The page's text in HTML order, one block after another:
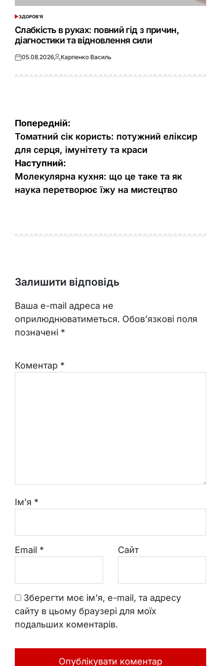
ОПУБЛІКУВАТИ
У
ЗДОРОВ'Я
Слабкість в руках: повний гід з причин,
діагностики та відновлення сили
Оприлюднено
05.08.2026Опубліковано
Карпенко Василь
Навігація
записів
Попередній:
Томатний сік користь: потужний еліксир
для серця, імунітету та краси
Наступний:
Молекулярна кухня: що це таке та як
наука перетворює їжу на мистецтво
Залишити відповідь
Ваша e-mail адреса не
оприлюднюватиметься. Обов’язкові поля
позначені *
Коментар *
Ім'я *
Email * Сайт
Зберегти моє ім'я, e-mail, та адресу
сайту в цьому браузері для моїх
подальших коментарів.